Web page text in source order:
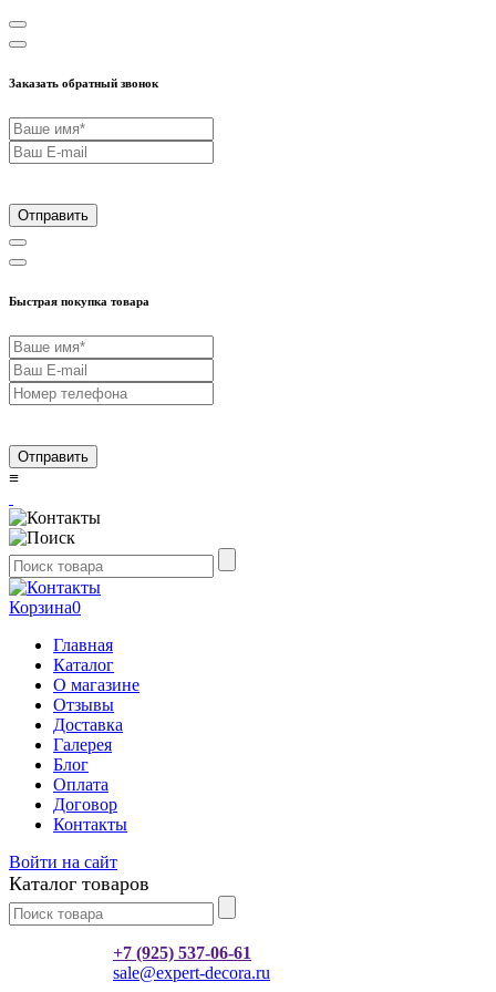
Заказать обратный звонок
Отправить
Быстрая покупка товара
Отправить
≡
Корзина0
Главная
Каталог
О магазине
Отзывы
Доставка
Галерея
Блог
Оплата
Договор
Контакты
Войти на сайт
Каталог товаров
+7 (925) 537-06-61
sale@expert-decora.ru